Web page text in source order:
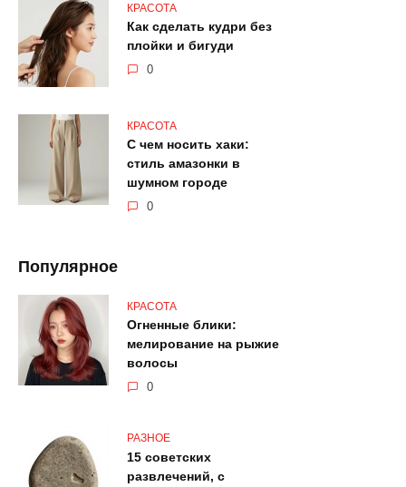
КРАСОТА
Как сделать кудри без
плойки и бигуди
0
КРАСОТА
С чем носить хаки:
стиль амазонки в
шумном городе
0
Популярное
КРАСОТА
Огненные блики:
мелирование на рыжие
волосы
0
РАЗНОЕ
15 советских
развлечений, с